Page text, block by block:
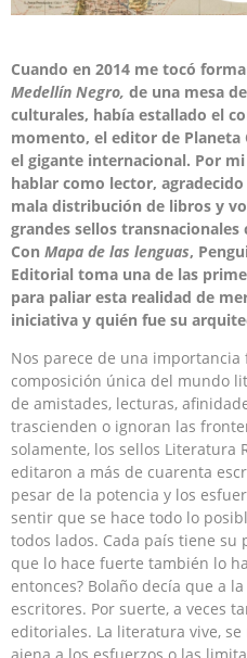
Cuando en 2014 me tocó
Medellín Negro, de una mesa
culturales, había estallado el
momento, el editor de
el gigante internacional. Por
hablar como lector,
mala distribución de libros y
grandes sellos
Con Mapa de las lenguas,
Editorial toma una de las
para paliar esta realidad de
iniciativa y quién fue su
Nos parece de una
composición única del mundo
de amistades, lecturas,
trascienden o ignoran las
solamente, los sellos Literatura
editaron a más de cuarenta
pesar de la potencia y los
sentir que se hace todo lo
todos lados. Cada país tiene
que lo hace fuerte también lo
entonces? Bolaño decía que a
escritores. Por suerte, a veces
editoriales. La literatura vive,